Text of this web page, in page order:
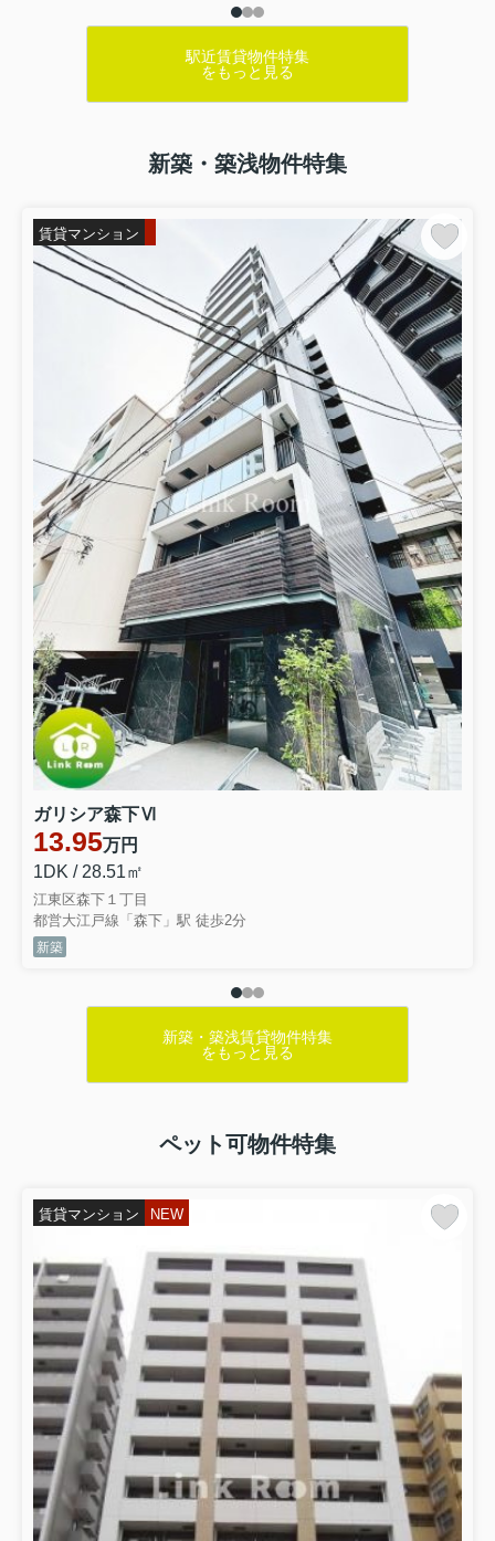
駅近賃貸物件特集
をもっと見る
新築・築浅物件特集
賃貸マンション
ガリシア森下Ⅵ
13.95万円
1DK / 28.51㎡
江東区森下１丁目
都営大江戸線「森下」駅 徒歩2分
新築
新築・築浅賃貸物件特集
をもっと見る
ペット可物件特集
賃貸マンション NEW